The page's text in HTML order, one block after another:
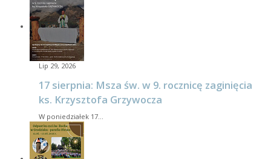
Lip 29, 2026
17 sierpnia: Msza św. w 9. rocznicę zaginięcia
ks. Krzysztofa Grzywocza
W poniedziałek 17…